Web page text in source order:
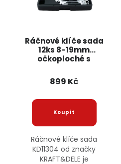
Ráčnové klíče sada
12ks 8-19mm
očkoploché s
KRAFT&DELE
899 Kč
Ráčnové klíče sada
KD11304 od značky
KRAFT&DELE je